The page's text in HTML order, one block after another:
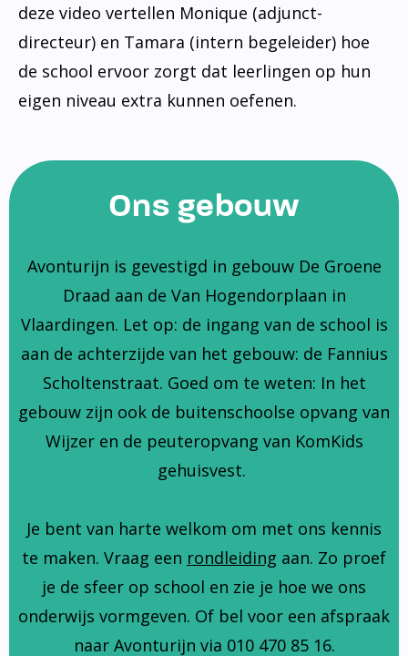
deze video vertellen Monique (adjunct-
directeur) en Tamara (intern begeleider) hoe
de school ervoor zorgt dat leerlingen op hun
eigen niveau extra kunnen oefenen.
Ons gebouw
Avonturijn is gevestigd in gebouw De Groene
Draad aan de Van Hogendorplaan in
Vlaardingen. Let op: de ingang van de school is
aan de achterzijde van het gebouw: de Fannius
Scholtenstraat. Goed om te weten: In het
gebouw zijn ook de buitenschoolse opvang van
Wijzer en de peuteropvang van KomKids
gehuisvest.
Je bent van harte welkom om met ons kennis
te maken. Vraag een rondleiding aan. Zo proef
je de sfeer op school en zie je hoe we ons
onderwijs vormgeven. Of bel voor een afspraak
naar Avonturijn via 010 470 85 16.